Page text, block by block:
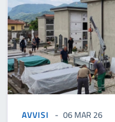
AVVISI 06 MAR 26